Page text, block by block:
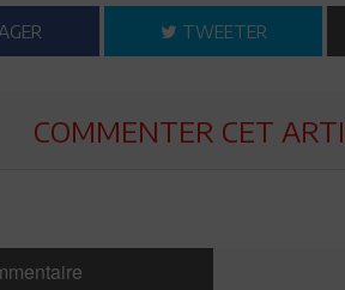
TWEETER
COMMENTER CET